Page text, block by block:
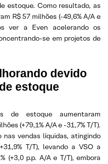
estoque. Como resultado, as
R$ 57 milhões (-49,6% A/A e
ver a Even acelerando os
se em projetos de
devido
estoque
de estoque aumentaram
(+79,1% A/A e -31,7% T/T).
vendas líquidas, atingindo
T/T), levando a VSO a
(+3,0 p.p. A/A e T/T), embora